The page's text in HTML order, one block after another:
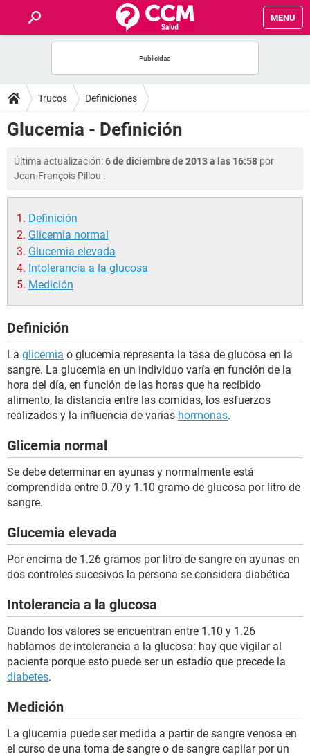
MENU
FOROS
SALUD
FAMILIA
NUTRICIÓN
BIENESTAR
SEXUALIDAD
Trucos Definiciones
Glucemia - Definición
Última actualización:6 de diciembre de 2013 a las 16:58 por
Jean-François Pillou .
Definición
Glicemia normal
Glucemia elevada
Intolerancia a la glucosa
Medición
Definición
La glicemia o glucemia representa la tasa de glucosa en la
sangre. La glucemia en un individuo varía en función de la
hora del día, en función de las horas que ha recibido
alimento, la distancia entre las comidas, los esfuerzos
realizados y la influencia de varias hormonas.
Glicemia normal
Se debe determinar en ayunas y normalmente está
comprendida entre 0.70 y 1.10 gramo de glucosa por litro de
sangre.
Glucemia elevada
Por encima de 1.26 gramos por litro de sangre en ayunas en
dos controles sucesivos la persona se considera diabética
Intolerancia a la glucosa
Cuando los valores se encuentran entre 1.10 y 1.26
hablamos de intolerancia a la glucosa: hay que vigilar al
paciente porque esto puede ser un estadío que precede la
diabetes.
Medición
La glucemia puede ser medida a partir de sangre venosa en
el curso de una toma de sangre o de sangre capilar por un